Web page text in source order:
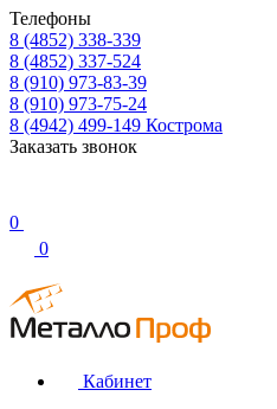
Телефоны
8 (4852) 338-339
8 (4852) 337-524
8 (910) 973-83-39
8 (910) 973-75-24
8 (4942) 499-149 Кострома
Заказать звонок
0
0
Кабинет